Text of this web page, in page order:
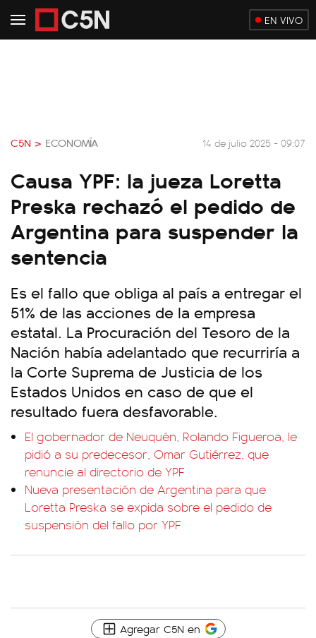
EN VIVO
C5N > ECONOMÍA 14 de julio 2025 - 09:07
Causa YPF: la jueza Loretta
Preska rechazó el pedido de
Argentina para suspender la
sentencia
Es el fallo que obliga al país a entregar el
51% de las acciones de la empresa
estatal. La Procuración del Tesoro de la
Nación había adelantado que recurriría a
la Corte Suprema de Justicia de los
Estados Unidos en caso de que el
resultado fuera desfavorable.
El gobernador de Neuquén, Rolando Figueroa, le
pidió a su predecesor, Omar Gutiérrez, que
renuncie al directorio de YPF
Nueva presentación de Argentina para que
Loretta Preska se expida sobre el pedido de
suspensión del fallo por YPF
Agregar C5N en